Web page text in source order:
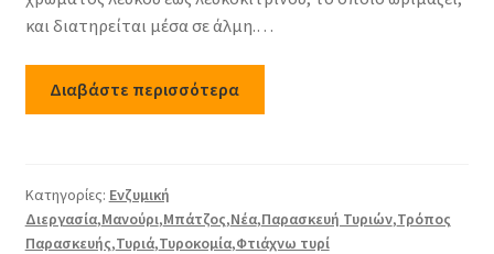
και διατηρείται μέσα σε άλμη.…
Διαβάστε περισσότερα
Κατηγορίες: Ενζυμική
Διεργασία,Μανούρι,Μπάτζος,Νέα,Παρασκευή Τυριών,Τρόπος
Παρασκευής,Τυριά,Τυροκομία,Φτιάχνω τυρί